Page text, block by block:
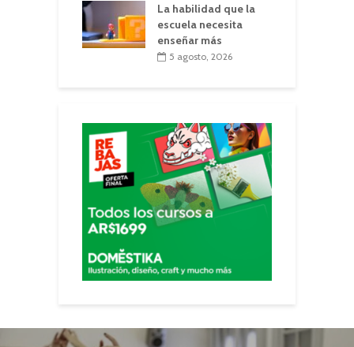
La habilidad que la
escuela necesita
enseñar más
5 agosto, 2026